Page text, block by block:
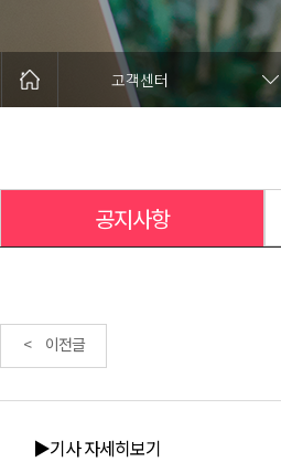
고객센터
공지사항
< 이전글
▶기사 자세히보기